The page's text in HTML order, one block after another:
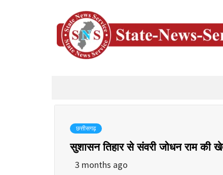
छत्तीसगढ़
सुशासन तिहार से संवरी जोधन राम की
3 months ago